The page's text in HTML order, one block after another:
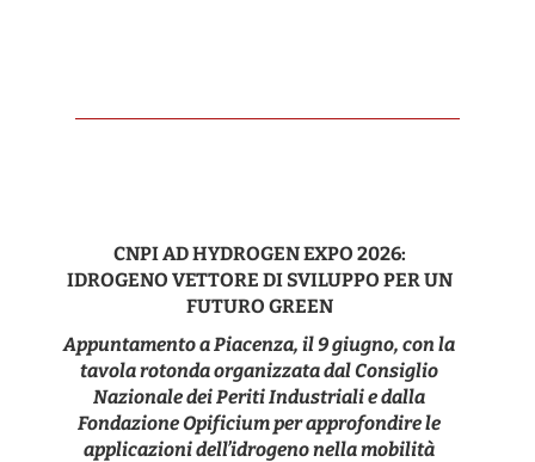
CNPI AD HYDROGEN EXPO 2026:
IDROGENO VETTORE DI SVILUPPO PER UN
FUTURO GREEN
Appuntamento a Piacenza, il 9 giugno, con la
tavola rotonda organizzata dal Consiglio
Nazionale dei Periti Industriali e dalla
Fondazione Opificium per approfondire le
applicazioni dell’idrogeno nella mobilità